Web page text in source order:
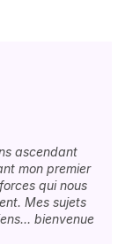
ascendant
mon premier
qui nous
Mes sujets
bienvenue